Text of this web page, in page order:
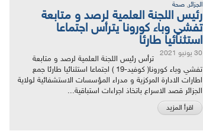
الجزائر, صحة
رئيس اللجنة العلمية لرصد و متابعة
تفشي وباء كورونا يترأس اجتماعا
استثنائيا طارئا
30 يونيو 2021
ترأس رئيس اللجنة العلمية لرصد و متابعة
تفشي وباء كورونا( كوفيد-19 ) اجتماعا استثنائيا طارئا جمع
اطارات الادارة المركزية و مدراء المؤسسات الاستشفائية لولاية
الجزائر قصد الاسراع باتخاذ اجراءات استباقية...
اقرأ المزيد